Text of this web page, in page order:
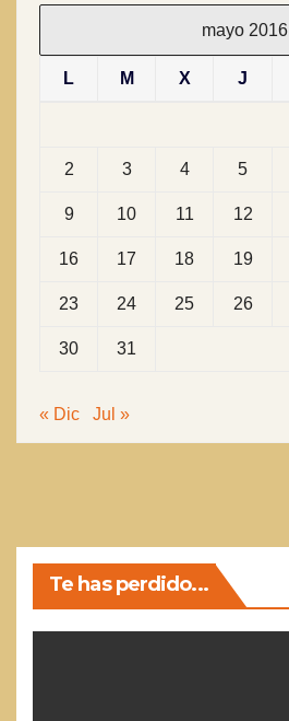
mayo 2016
L M X J
2 3 4 5
9 10 11 12
16 17 18 19
23 24 25 26
30 31
« Dic Jul »
Te has perdido...